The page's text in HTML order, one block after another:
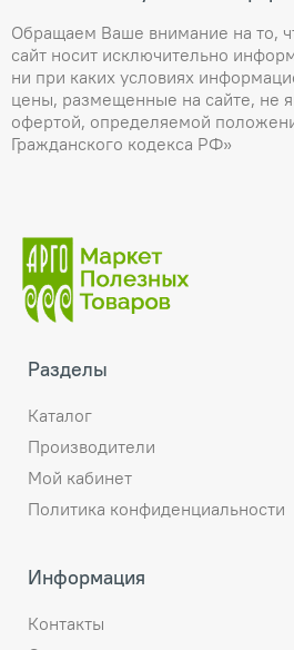
Обращаем Ваше внимание на то,
сайт носит исключительно
ни при каких условиях
цены, размещенные на сайте, не
офертой, определяемой
Гражданского кодекса РФ»
Разделы
Каталог
Производители
Мой кабинет
Политика конфиденциальности
Информация
Контакты